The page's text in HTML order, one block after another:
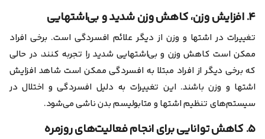
۴. افزایش وزن، کاهش وزن شدید و بی‌اشتهایی
تغییرات در اشتها و وزن از دیگر علائم افسردگی است. برخی افراد
ممکن است کاهش وزن و بی‌اشتهایی شدید را تجربه کنند، در حالی
که برخی دیگر از افراد مبتلا به افسردگی ممکن است شاهد افزایش
اشتها و وزن باشند. این تغییرات به دلیل افسردگی و اختلال در
سیستم‌های تنظیم اشتها و متابولیسم بدن ناشی می‌شود.
۵. کاهش توانایی برای انجام فعالیت‌های روزمره